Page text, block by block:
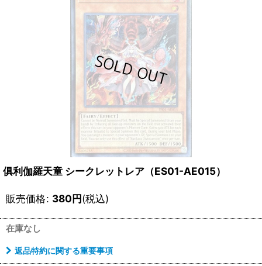
俱利伽羅天童 シークレットレア（ES01-AE015）
販売価格: 380円(税込)
在庫なし
返品特約に関する重要事項